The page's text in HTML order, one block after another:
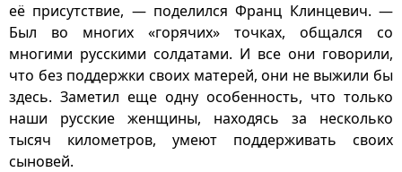
её присутствие, — поделился Франц Клинцевич. —
Был во многих «горячих» точках, общался со
многими русскими солдатами. И все они говорили,
что без поддержки своих матерей, они не выжили бы
здесь. Заметил еще одну особенность, что только
наши русские женщины, находясь за несколько
тысяч километров, умеют поддерживать своих
сыновей.